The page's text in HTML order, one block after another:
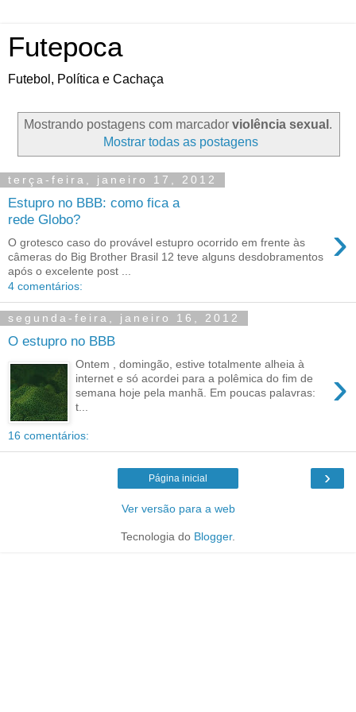
Futepoca
Futebol, Política e Cachaça
Mostrando postagens com marcador violência sexual .
Mostrar todas as postagens
terça-feira, janeiro 17, 2012
Estupro no BBB: como fica a
rede Globo?
›
O grotesco caso do provável estupro ocorrido em frente às
câmeras do Big Brother Brasil 12 teve alguns desdobramentos
após o excelente post ...
4 comentários:
segunda-feira, janeiro 16, 2012
O estupro no BBB
›
Ontem , domingão, estive totalmente alheia à
internet e só acordei para a polêmica do fim de
semana hoje pela manhã. Em poucas palavras:
t...
16 comentários:
›
Página inicial
Ver versão para a web
Tecnologia do Blogger.